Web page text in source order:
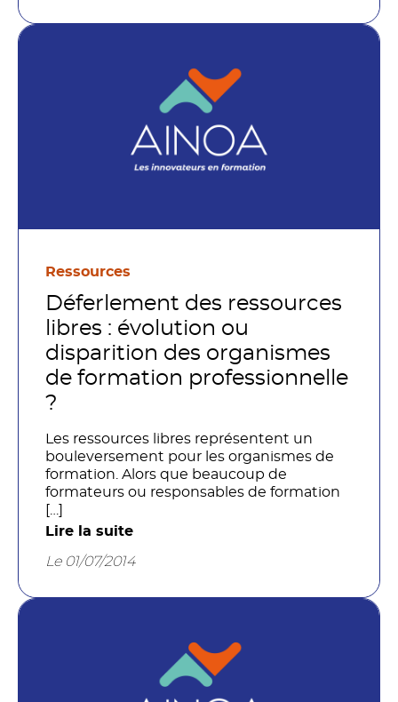
Ressources
Déferlement des ressources
libres : évolution ou
disparition des organismes
de formation professionnelle
?
Les ressources libres représentent un
bouleversement pour les organismes de
formation. Alors que beaucoup de
formateurs ou responsables de formation
[…]
Lire la suite
Le 01/07/2014